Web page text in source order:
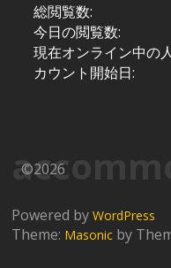
総閲覧数:
今日の閲覧数:
現在オンライン中の
カウント開始日:
©2026
Powered byWordPress
Theme: Masonic by